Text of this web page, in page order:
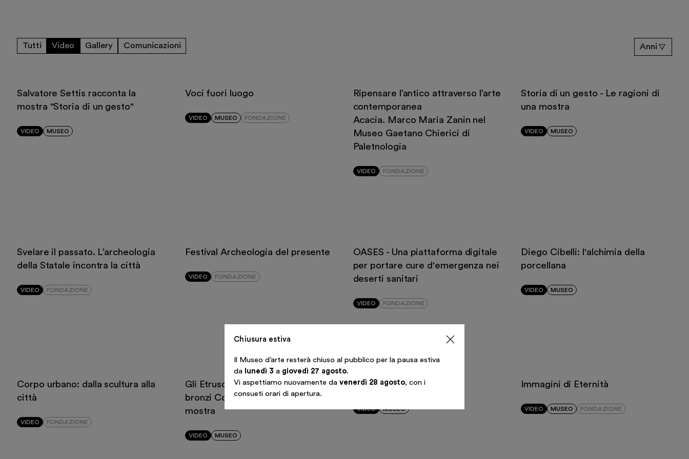
Educazione
Sostieni
Scopri
Tutti Video Gallery Comunicazioni Anni
Salvatore Settis racconta la
mostra "Storia di un gesto"
VIDEO MUSEO
Voci fuori luogo
VIDEO MUSEO FONDAZIONE
Ripensare l’antico attraverso l’arte
contemporanea
Acacia. Marco Maria Zanin nel
Museo Gaetano Chierici di
Paletnologia
VIDEO FONDAZIONE
Storia di un gesto - Le ragioni di
una mostra
VIDEO MUSEO
Svelare il passato. L’archeologia
della Statale incontra la città
VIDEO FONDAZIONE
Festival Archeologia del presente
VIDEO FONDAZIONE
OASES - Una piattaforma digitale
per portare cure d'emergenza nei
deserti sanitari
VIDEO FONDAZIONE
Diego Cibelli: l'alchimia della
porcellana
VIDEO MUSEO
Corpo urbano: dalla scultura alla
città
VIDEO FONDAZIONE
Gli Etruschi e l’Olanda. A/R dei
bronzi Corazzi | Introduzione alla
mostra
VIDEO MUSEO
Lo sport è cultura
VIDEO MUSEO
Immagini di Eternità
VIDEO MUSEO FONDAZIONE
Chiusura estiva
Il Museo d’arte resterà chiuso al pubblico per la pausa estiva
da lunedì 3a giovedì 27 agosto.
Vi aspettiamo nuovamente davenerdì 28 agosto, con i
consueti orari di apertura.